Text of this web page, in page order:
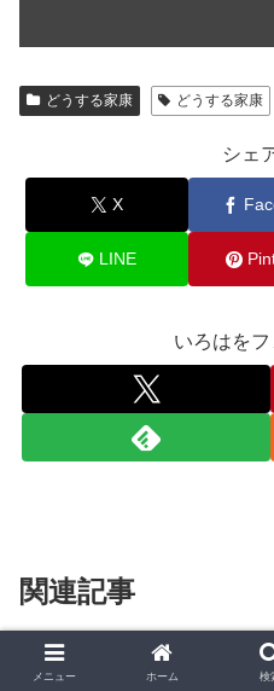
どうする家康 どうする家康
シェ
X
LINE
いろはを
関連記事
関連記事は見つかりませんで
メニュー ホーム 検